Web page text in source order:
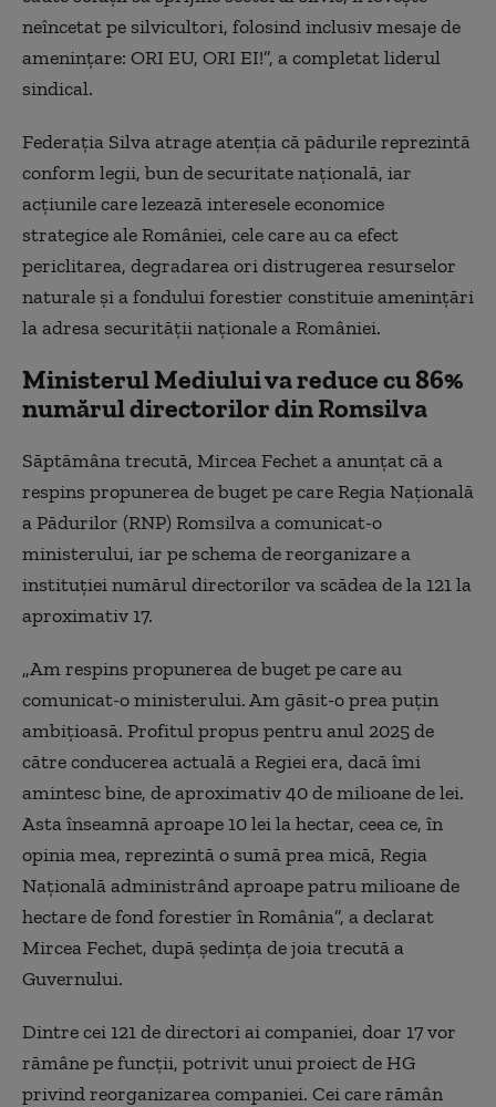
neîncetat pe silvicultori, folosind inclusiv mesaje de
amenințare: ORI EU, ORI EI!”, a completat liderul
sindical.
Federația Silva atrage atenția că pădurile reprezintă
conform legii, bun de securitate naţională, iar
acţiunile care lezează interesele economice
strategice ale României, cele care au ca efect
periclitarea, degradarea ori distrugerea resurselor
naturale și a fondului forestier constituie ameninţări
la adresa securităţii naţionale a României.
Ministerul Mediului va reduce cu 86%
numărul directorilor din Romsilva
Săptămâna trecută, Mircea Fechet a anunţat că a
respins propunerea de buget pe care Regia Naţională
a Pădurilor (RNP) Romsilva a comunicat-o
ministerului, iar pe schema de reorganizare a
instituţiei numărul directorilor va scădea de la 121 la
aproximativ 17.
„Am respins propunerea de buget pe care au
comunicat-o ministerului. Am găsit-o prea puţin
ambiţioasă. Profitul propus pentru anul 2025 de
către conducerea actuală a Regiei era, dacă îmi
amintesc bine, de aproximativ 40 de milioane de lei.
Asta înseamnă aproape 10 lei la hectar, ceea ce, în
opinia mea, reprezintă o sumă prea mică, Regia
Naţională administrând aproape patru milioane de
hectare de fond forestier în România”, a declarat
Mircea Fechet, după ședința de joia trecută a
Guvernului.
Dintre cei 121 de directori ai companiei, doar 17 vor
rămâne pe funcții, potrivit unui proiect de HG
privind reorganizarea companiei. Cei care rămân